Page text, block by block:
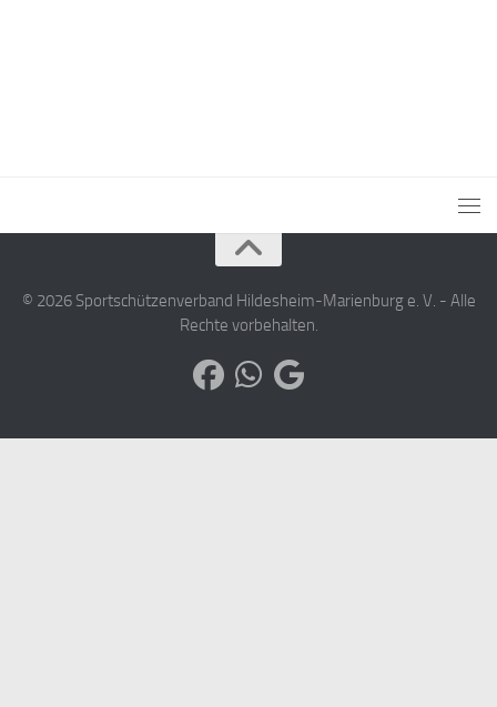
© 2026 Sportschützenverband Hildesheim-Marienburg e. V. - Alle
Rechte vorbehalten.